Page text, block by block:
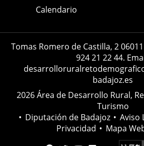
Calendario
Tomas Romero de Castilla, 2
924 21 22 44.
badajoz.es
2026 Área de Desarrollo Rural,
Turismo
• Diputación de Badajoz • Aviso
Privacidad • Mapa